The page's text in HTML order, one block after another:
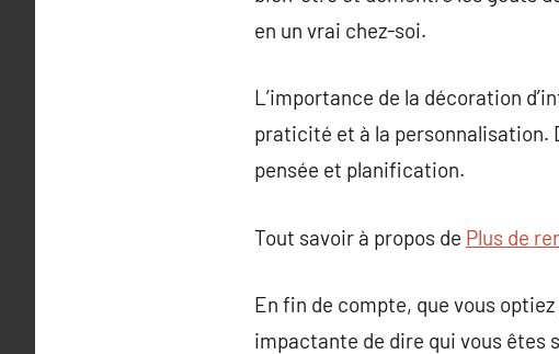
en un vrai chez-soi.
L’importance de la décoration
praticité et à la personnalisation.
pensée et planification.
Tout savoir à propos de Plus de
En fin de compte, que vous
impactante de dire qui vous êtes